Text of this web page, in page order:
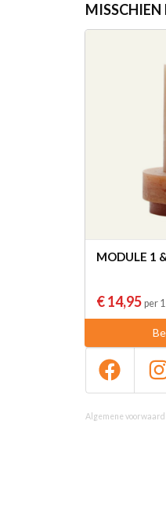
MISSCHIEN
MODULE 1
€ 14,95 per 1
Algemene